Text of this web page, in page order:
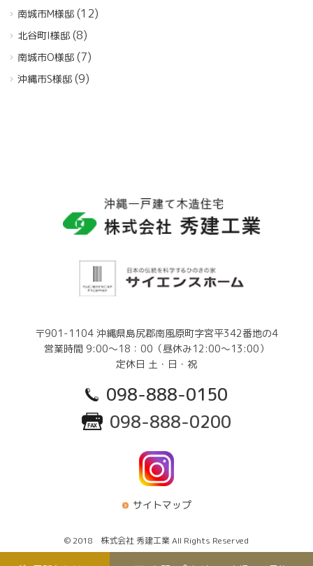
南城市M様邸 (12)
北谷町I様邸 (8)
南城市O様邸 (7)
沖縄市S様邸 (9)
〒901-1104 沖縄県島尻郡南風原町字宮平342番地の4
営業時間 9:00～18：00（昼休み12:00～13:00）
定休日 土・日・祝
098-888-0150
098-888-0200
サイトマップ
© 2018 株式会社 秀建工業 All Rights Reserved